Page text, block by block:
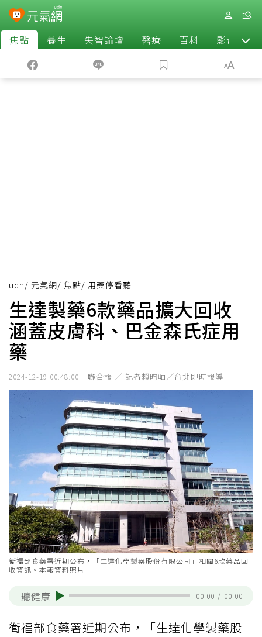
焦點 養生 失智論壇 醫療 百科 影音
udn/ 元氣網/ 焦點/ 用藥停看聽
生達製藥6款藥品擴大回收
涵蓋皮膚科、巴金森氏症用
藥
2024-12-19 00:48:00 聯合報 ／ 記者賴昀岫／台北即時報導
衛福部食藥署近期公布，「生達化學製藥股份有限公司」相關6款藥品回
收資訊。本報資料照片
聽健康 00:00 / 00:00
衛福部食藥署近期公布，「生達化學製藥股